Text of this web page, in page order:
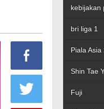
kebijakan
bri liga 1
Piala Asia
Shin Tae
Fuji